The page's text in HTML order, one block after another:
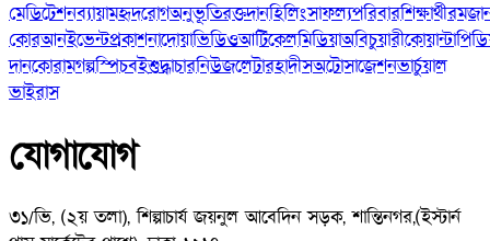
মেডিটেশনব্যায়ামহৃদরোগঅনুভূতিরক্তদানহিলিংসাফল্যপরিবারশিক্ষার্থী
কোরআনইভেন্টপ্রকাশনাদোয়াভিডিওআর্টিকেলমিডিয়াঅবিচুয়ারী
দানকোরামগল্পস্পিচবইশুদ্ধাচারনিউজলেটারহাদীসঅটোসাজেশনভার্চুয়াল
ভাইরাস
যোগাযোগ
৩১/ভি, (২য় তলা), শিল্পাচার্য জয়নুল আবেদিন সড়ক, শান্তিনগর,(ইস্টার্ন